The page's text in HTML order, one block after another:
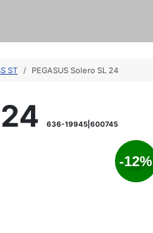
ST PEGASUS Solero SL 24
636-19945|600745
-12%